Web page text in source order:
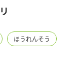
ほうれんそう